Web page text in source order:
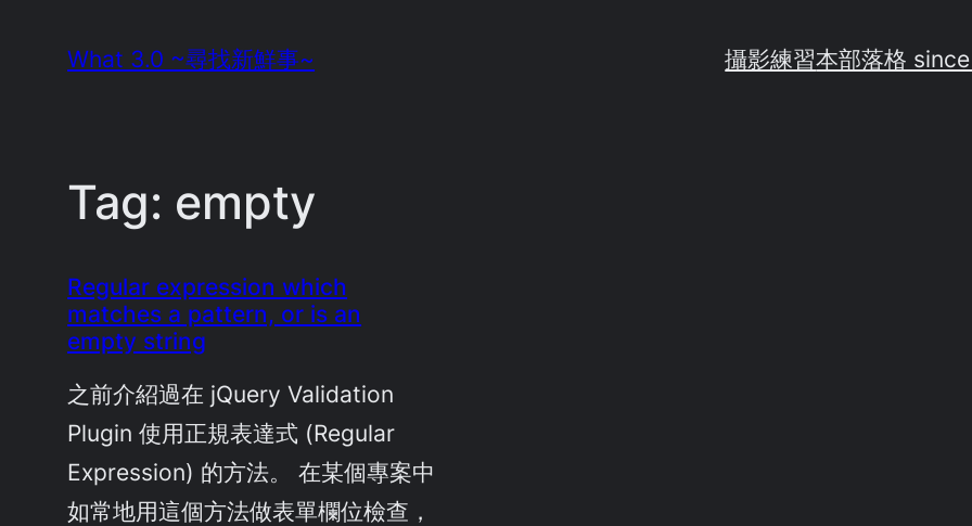
What 3.0 ~尋找新鮮事~ 攝影練習本部落格
Tag: empty
Regular expression which
matches a pattern, or is an
empty string
之前介紹過在 jQuery Validation
Plugin 使用正規表達式 (Regular
Expression) 的方法。 在某個專案中
如常地用這個方法做表單欄位檢查，